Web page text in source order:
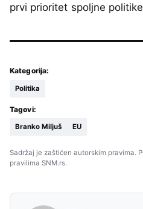
prvi prioritet spoljne
Kategorija:
Politika
Tagovi:
Branko Miljuš EU
Sadržaj je zaštićen autorskim pravima.
pravilima SNM.rs.